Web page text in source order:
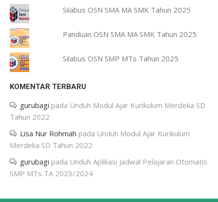
Silabus OSN SMA MA SMK Tahun 2025
Panduan OSN SMA MA SMK Tahun 2025
Silabus OSN SMP MTs Tahun 2025
KOMENTAR TERBARU
gurubagi pada Unduh Modul Ajar Kurikulum Merdeka SD
Tahun 2022
Lisa Nur Rohmah pada Unduh Modul Ajar Kurikulum
Merdeka SD Tahun 2022
gurubagi pada Unduh Aplikasi Jadwal Pelajaran Otomatis
SMP MTs TA 2023/2024